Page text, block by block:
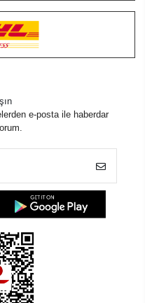
e-posta ile haberdar